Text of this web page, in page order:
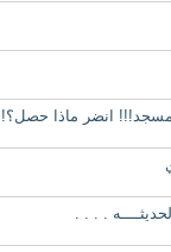
انضر ماذا حصل؟!
. . . .